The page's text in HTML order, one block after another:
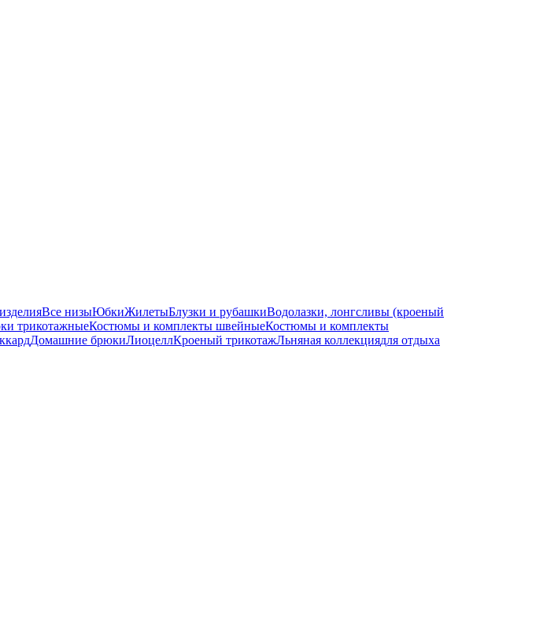
Все низыЮбкиЖилетыБлузки и рубашкиВодолазки, лонгсливы (кроеный
трикотажныеКостюмы и комплекты швейныеКостюмы и комплекты
Домашние брюкиЛиоцеллКроеный трикотажЛьняная коллекциядля отдыха